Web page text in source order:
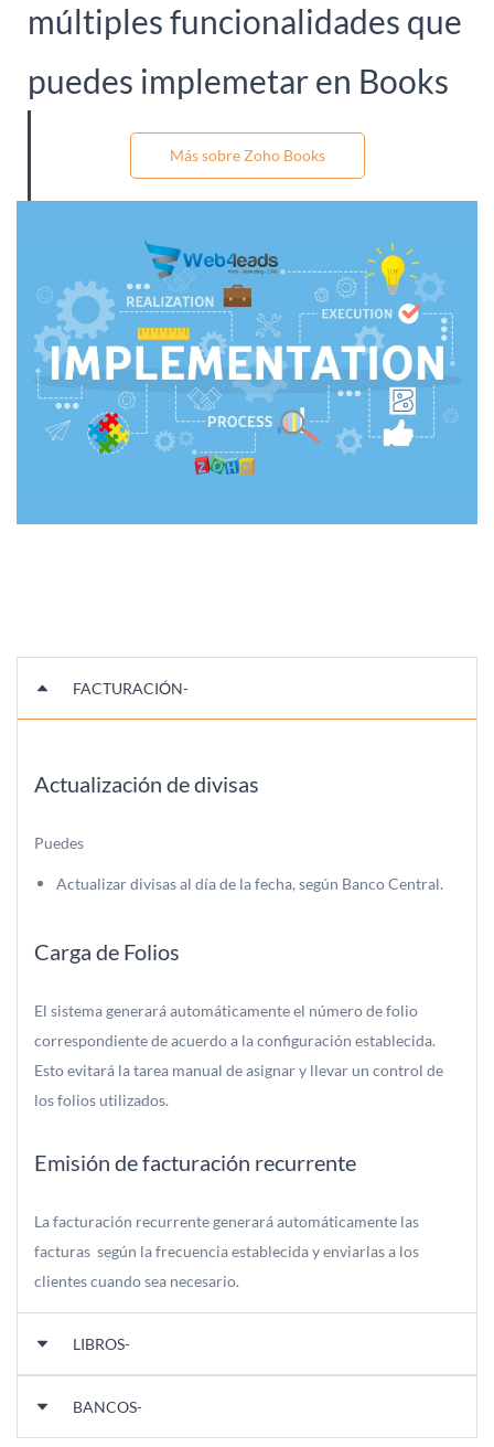
múltiples funcionalidades que
puedes implemetar en Books
Más sobre Zoho Books
FACTURACIÓN-
Actualización de divisas
Puedes
Actualizar divisas al día de la fecha, según Banco Central.
Carga de Folios
El sistema generará automáticamente el número de folio
correspondiente de acuerdo a la configuración establecida.
Esto evitará la tarea manual de asignar y llevar un control de
los folios utilizados.
Emisión de facturación recurrente
La facturación recurrente generará automáticamente las
facturas según la frecuencia establecida y enviarlas a los
clientes cuando sea necesario.
LIBROS-
BANCOS-